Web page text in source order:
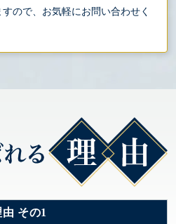
ので、お気軽にお問い合わせく
その1